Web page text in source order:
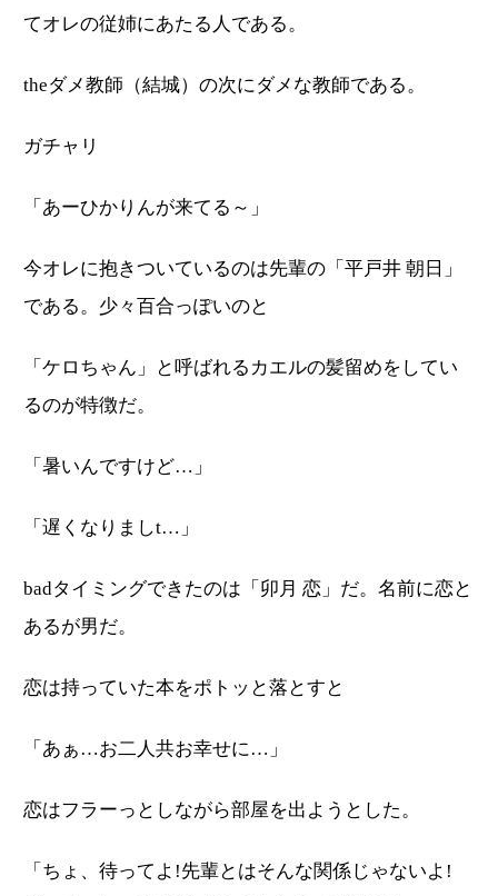
てオレの従姉にあたる人である。
theダメ教師（結城）の次にダメな教師である。
ガチャリ
「あーひかりんが来てる～」
今オレに抱きついているのは先輩の「平戸井 朝日」
である。少々百合っぽいのと
「ケロちゃん」と呼ばれるカエルの髪留めをしてい
るのが特徴だ。
「暑いんですけど…」
「遅くなりましt…」
badタイミングできたのは「卯月 恋」だ。名前に恋と
あるが男だ。
恋は持っていた本をポトッと落とすと
「あぁ…お二人共お幸せに…」
恋はフラーっとしながら部屋を出ようとした。
「ちょ、待ってよ!先輩とはそんな関係じゃないよ!